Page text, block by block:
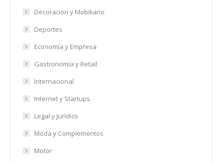
Decoración y Mobiliario
Deportes
Economía y Empresa
Gastronomía y Retail
Internacional
Internet y Startups
Legal y Jurídico
Moda y Complementos
Motor